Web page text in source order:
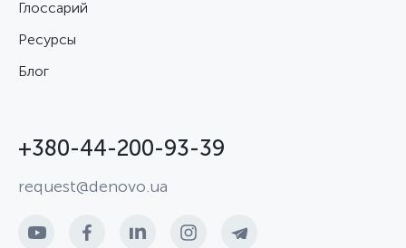
Глоссарий
Ресурсы
Блог
+380-44-200-93-39
request@denovo.ua